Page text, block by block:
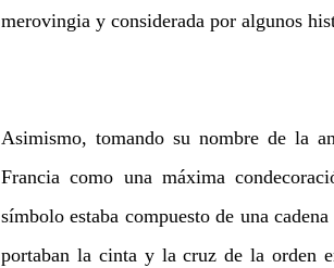
merovingia y considerada por algunos
Asimismo, tomando su nombre de la
Francia como una máxima
símbolo estaba compuesto de una
portaban la cinta y la cruz de la orden